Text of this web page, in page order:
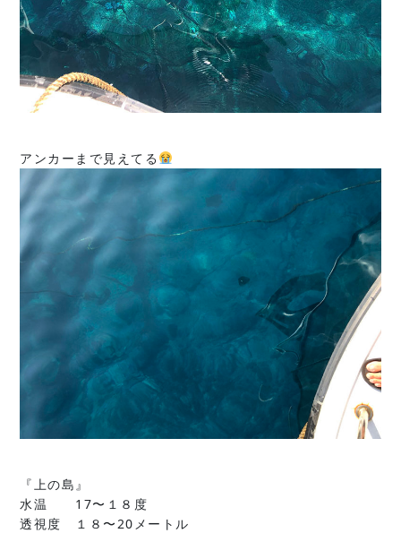
アンカーまで見えてる
『上の島』
水温 17〜１８度
透視度 １８〜20メートル